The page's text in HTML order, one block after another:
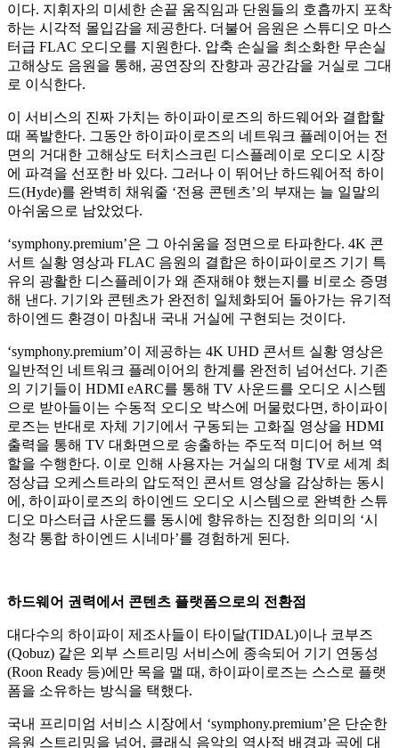
이다. 지휘자의 미세한 손끝 움직임과 단원들의 호흡까지 포착
하는 시각적 몰입감을 제공한다. 더불어 음원은 스튜디오 마스
터급 FLAC 오디오를 지원한다. 압축 손실을 최소화한 무손실
고해상도 음원을 통해, 공연장의 잔향과 공간감을 거실로 그대
로 이식한다.
이 서비스의 진짜 가치는 하이파이로즈의 하드웨어와 결합할
때 폭발한다. 그동안 하이파이로즈의 네트워크 플레이어는 전
면의 거대한 고해상도 터치스크린 디스플레이로 오디오 시장
에 파격을 선포한 바 있다. 그러나 이 뛰어난 하드웨어적 하이
드(Hyde)를 완벽히 채워줄 ‘전용 콘텐츠’의 부재는 늘 일말의
아쉬움으로 남았었다.
‘symphony.premium’은 그 아쉬움을 정면으로 타파한다. 4K 콘
서트 실황 영상과 FLAC 음원의 결합은 하이파이로즈 기기 특
유의 광활한 디스플레이가 왜 존재해야 했는지를 비로소 증명
해 낸다. 기기와 콘텐츠가 완전히 일체화되어 돌아가는 유기적
하이엔드 환경이 마침내 국내 거실에 구현되는 것이다.
‘symphony.premium’이 제공하는 4K UHD 콘서트 실황 영상은
일반적인 네트워크 플레이어의 한계를 완전히 넘어선다. 기존
의 기기들이 HDMI eARC를 통해 TV 사운드를 오디오 시스템
으로 받아들이는 수동적 오디오 박스에 머물렀다면, 하이파이
로즈는 반대로 자체 기기에서 구동되는 고화질 영상을 HDMI
출력을 통해 TV 대화면으로 송출하는 주도적 미디어 허브 역
할을 수행한다. 이로 인해 사용자는 거실의 대형 TV로 세계 최
정상급 오케스트라의 압도적인 콘서트 영상을 감상하는 동시
에, 하이파이로즈의 하이엔드 오디오 시스템으로 완벽한 스튜
디오 마스터급 사운드를 동시에 향유하는 진정한 의미의 ‘시
청각 통합 하이엔드 시네마’를 경험하게 된다.
하드웨어 권력에서 콘텐츠 플랫폼으로의 전환점
대다수의 하이파이 제조사들이 타이달(TIDAL)이나 코부즈
(Qobuz) 같은 외부 스트리밍 서비스에 종속되어 기기 연동성
(Roon Ready 등)에만 목을 맬 때, 하이파이로즈는 스스로 플랫
폼을 소유하는 방식을 택했다.
국내 프리미엄 서비스 시장에서 ‘symphony.premium’은 단순한
음원 스트리밍을 넘어, 클래식 음악의 역사적 배경과 곡에 대